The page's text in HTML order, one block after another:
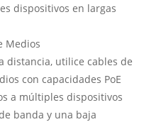
dispositivos en largas
Medios
distancia, utilice cables de
con capacidades PoE
a múltiples dispositivos
banda y una baja